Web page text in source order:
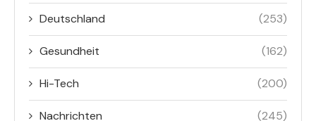
Deutschland (253)
Gesundheit (162)
Hi-Tech (200)
Nachrichten (245)